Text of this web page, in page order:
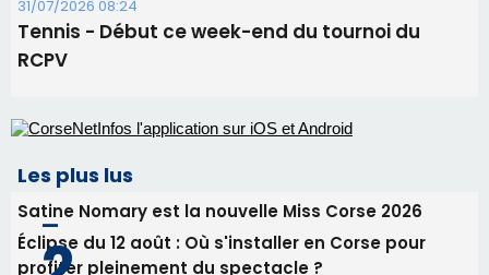
06/08/2026 15:04
Alata - Soirée Tango Argentin au stade de San
Benedetto
Biguglia : messe de la Sainte-Marie et
procession le 14 août
31/07/2026 08:24
Tennis - Début ce week-end du tournoi du
RCPV